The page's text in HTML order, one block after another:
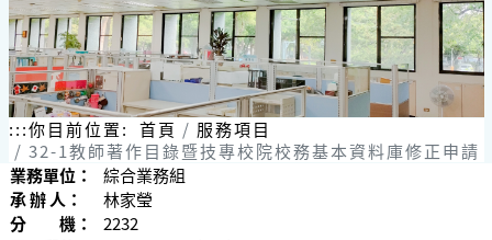
:::你目前位置: 首頁
服務項目
32-1教師著作目錄暨技專校院校務基本資料庫修正申請
業務單位：
綜合業務組
承 辦 人：
林家瑩
分 機：
2232